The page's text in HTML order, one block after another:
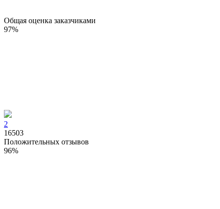
Общая оценка заказчиками
97%
2
16503
Положительных отзывов
96%